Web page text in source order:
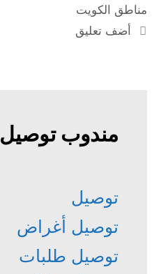
مناطق الكويت
أضف تعليق
مندوب توصيل
توصيل
توصيل أغراض
توصيل طلبات